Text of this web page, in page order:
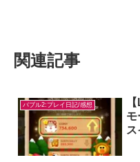
関連記事
バブル2:プレイ日記/感想
モ
ス